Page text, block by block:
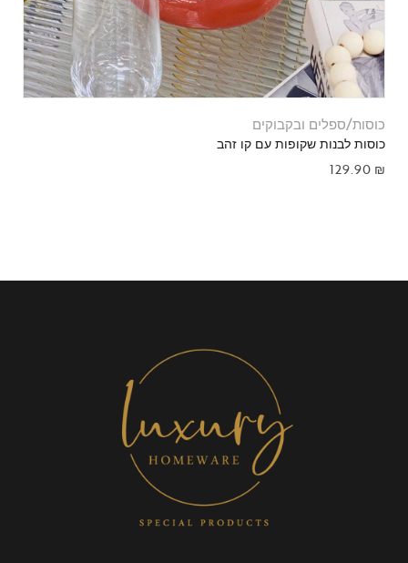
כוסות/ספלים ובקבוקים
כוסות לבנות שקופות עם קו זהב
129.90 ₪